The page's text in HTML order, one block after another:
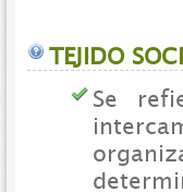
TEJIDO
Se